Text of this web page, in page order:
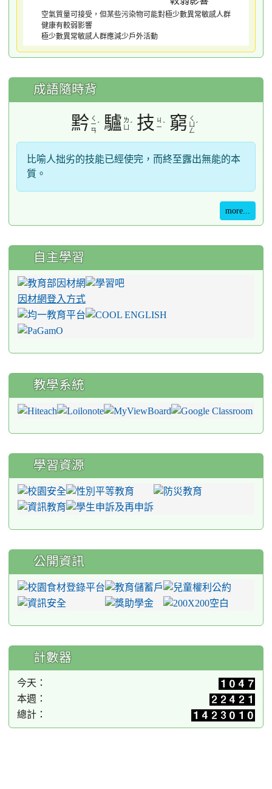
空氣質量可接受，但某些污染物可能對極少數異常敏感人群
健康有較弱影響
極少數異常敏感人群應減少戶外活動
成語隨時背
黔 ㄑ
ㄧ
ㄢ
ˊ 驢 ㄌ
ˊ 技 ㄐ
ㄧ ˋ 窮 ㄑ
ㄥ
ˊ
比喻人拙劣的技能已經使完，而終至露出無能的本
質。
more...
自主學習
因材網登入方式
教學系統
學習資源
公開資訊
計數器
今天：
本週：
總計：